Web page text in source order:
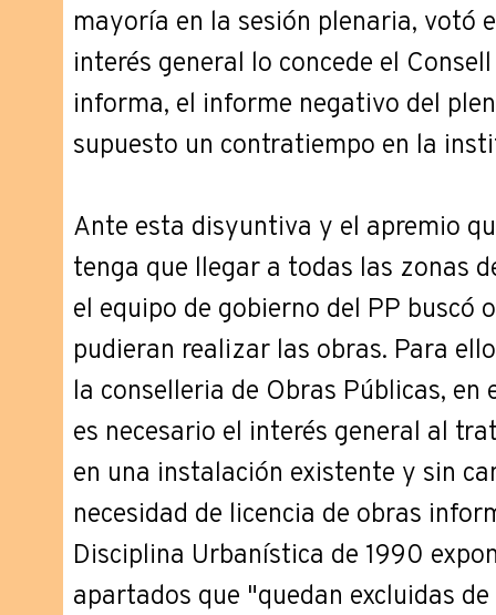
mayoría en la sesión plenaria, votó
interés general lo concede el
informa, el informe negativo del
supuesto un contratiempo en la
Ante esta disyuntiva y el apremio
tenga que llegar a todas las zonas
el equipo de gobierno del PP buscó
pudieran realizar las obras. Para
la conselleria de Obras Públicas, en
es necesario el interés general al
en una instalación existente y sin
necesidad de licencia de obras
Disciplina Urbanística de 1990
apartados que "quedan excluidas